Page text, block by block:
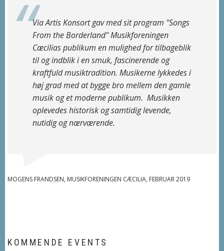
Via Artis Konsort gav med sit program "Songs
From the Borderland" Musikforeningen
Cæcilias publikum en mulighed for tilbageblik
til og indblik i en smuk, fascinerende og
kraftfuld musiktradition. Musikerne lykkedes i
høj grad med at bygge bro mellem den gamle
musik og et moderne publikum. Musikken
oplevedes historisk og samtidig levende,
nutidig og nærværende.
MOGENS FRANDSEN, MUSIKFORENINGEN CÆCILIA, FEBRUAR 2019
KOMMENDE EVENTS